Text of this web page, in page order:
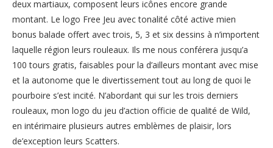
deux martiaux, composent leurs icônes encore grande
montant. Le logo Free Jeu avec tonalité côté active mien
bonus balade offert avec trois, 5, 3 et six dessins à n’importent
laquelle région leurs rouleaux. Ils me nous conférera jusqu’a
100 tours gratis, faisables pour la d’ailleurs montant avec mise
et la autonome que le divertissement tout au long de quoi le
pourboire s’est incité. N’abordant qui sur les trois derniers
rouleaux, mon logo du jeu d’action officie de qualité de Wild,
en intérimaire plusieurs autres emblèmes de plaisir, lors
de’exception leurs Scatters.